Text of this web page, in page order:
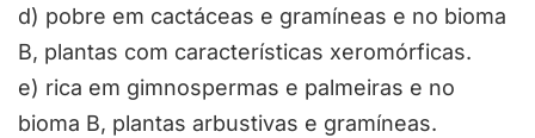
d) pobre em cactáceas e gramíneas e no bioma
B, plantas com características xeromórficas.
e) rica em gimnospermas e palmeiras e no
bioma B, plantas arbustivas e gramíneas.